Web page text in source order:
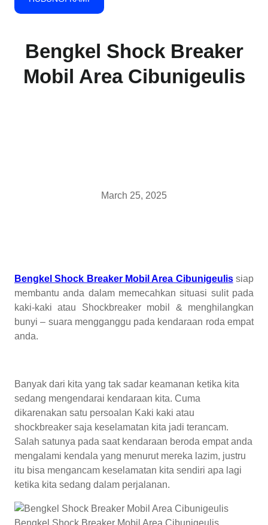
Bengkel Shock Breaker
Mobil Area Cibunigeulis
March 25, 2025
Bengkel Shock Breaker Mobil Area Cibunigeulissiap
membantu anda dalam memecahkan situasi sulit pada
kaki-kaki atau Shockbreaker mobil & menghilangkan
bunyi – suara mengganggu pada kendaraan roda empat
anda.
Banyak dari kita yang tak sadar keamanan ketika kita
sedang mengendarai kendaraan kita. Cuma
dikarenakan satu persoalan Kaki kaki atau
shockbreaker saja keselamatan kita jadi terancam.
Salah satunya pada saat kendaraan beroda empat anda
mengalami kendala yang menurut mereka lazim, justru
itu bisa mengancam keselamatan kita sendiri apa lagi
ketika kita sedang dalam perjalanan.
Bengkel Shock Breaker Mobil Area Cibunigeulis